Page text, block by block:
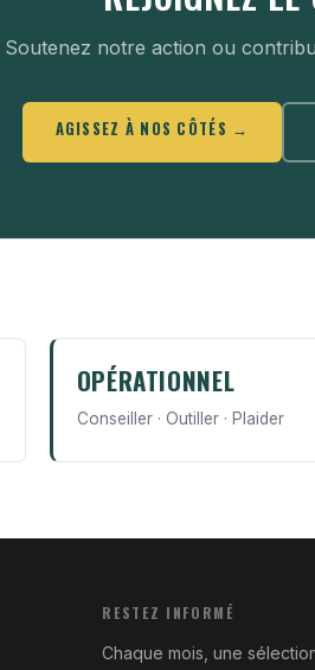
Soutenez notre action ou
AGISSEZ À NOS CÔTÉS →
OPÉRATIONNEL
Conseiller · Outiller · Plaider
RESTEZ INFORMÉ
Chaque mois, une